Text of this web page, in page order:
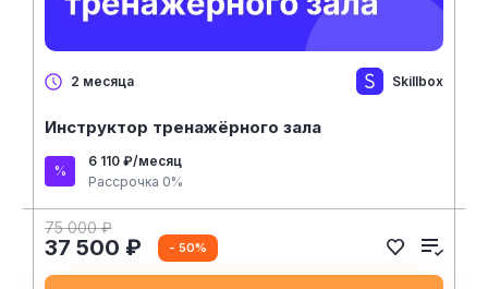
2 месяца Skillbox
Инструктор тренажёрного зала
6 110 ₽/месяц
Рассрочка 0%
75 000 ₽
37 500 ₽ - 50%